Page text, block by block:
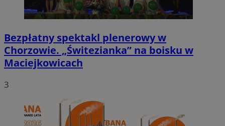
Bezpłatny spektakl plenerowy w
Chorzowie. „Świtezianka” na boisku w
Maciejkowicach
3